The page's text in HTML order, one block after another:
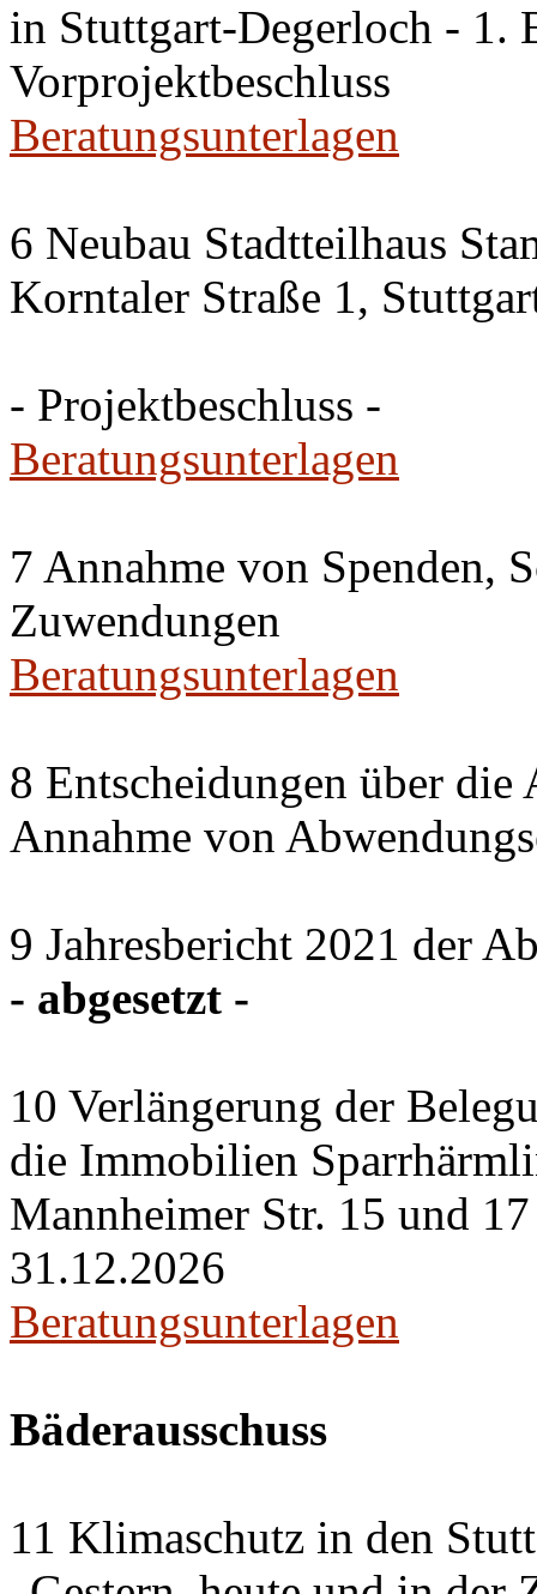
in Stuttgart-Degerloch - 1.
Vorprojektbeschluss
Beratungsunterlagen
6 Neubau Stadtteilhaus
Korntaler Straße 1,
- Projektbeschluss -
Beratungsunterlagen
7 Annahme von Spenden,
Zuwendungen
Beratungsunterlagen
8 Entscheidungen über
Annahme von
9 Jahresbericht 2021 der
- abgesetzt -
10 Verlängerung der
die Immobilien
Mannheimer Str. 15 und
31.12.2026
Beratungsunterlagen
Bäderausschuss
11 Klimaschutz in den